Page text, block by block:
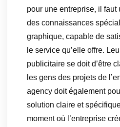
pour une entreprise, il faut
des connaissances
graphique, capable de
le service qu’elle offre.
publicitaire se doit d’être
les gens des projets de
agency doit également
solution claire et
moment où l’entreprise